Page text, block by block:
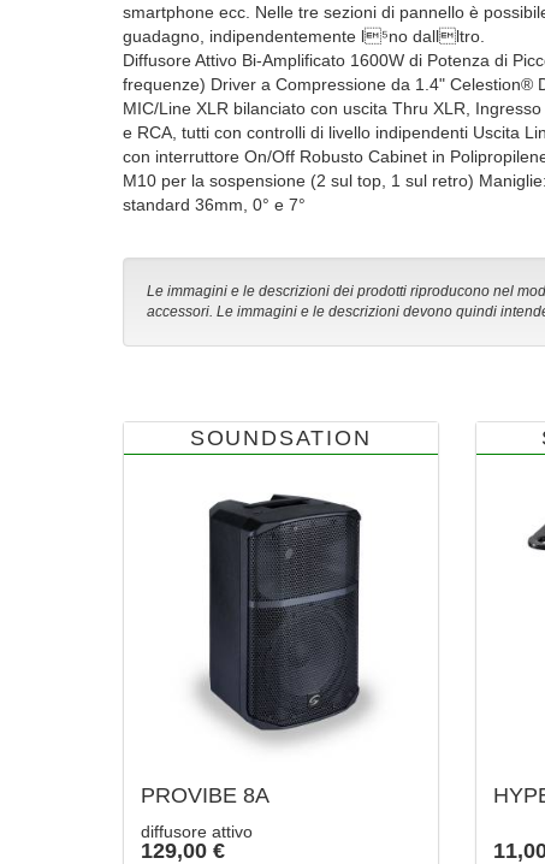
smartphone ecc. Nelle tre sezioni di pannello è
guadagno, indipendentemente l⁵no dall⁡ltro.
Diffusore Attivo Bi-Amplificato 1600W di Potenza di
frequenze) Driver a Compressione da 1.4" Celestion®
MIC/Line XLR bilanciato con uscita Thru XLR,
e RCA, tutti con controlli di livello indipendenti Uscita
con interruttore On/Off Robusto Cabinet in
M10 per la sospensione (2 sul top, 1 sul retro)
standard 36mm, 0° e 7°
Le immagini e le descrizioni dei prodotti riproducono nel
accessori. Le immagini e le descrizioni devono quindi
SOUNDSATION
PROVIBE 8A
diffusore attivo
129,00 €